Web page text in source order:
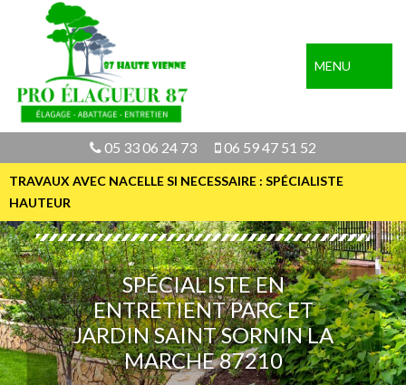
MENU
05 33 06 24 73 06 59 47 51 52
TRAVAUX AVEC NACELLE SI NECESSAIRE : SPÉCIALISTE
HAUTEUR
SPÉCIALISTE EN
ENTRETIENT PARC ET
JARDIN SAINT SORNIN LA
MARCHE 87210